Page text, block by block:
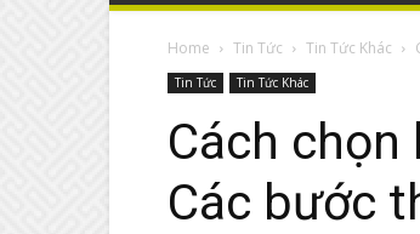
Home Tin Tức Tin Tức Khác
Tin Tức Tin Tức Khác
Cách
Các bước